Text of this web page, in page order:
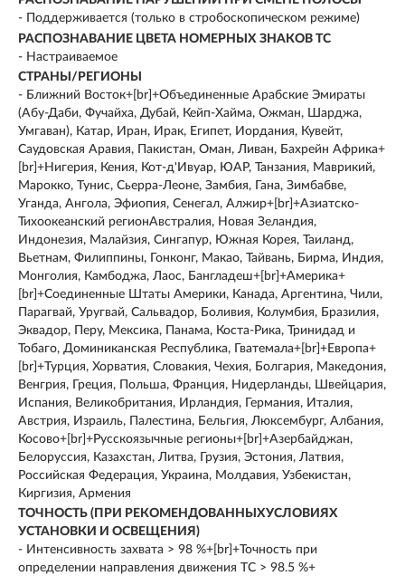
- Поддерживается (только в стробоскопическом режиме)
РАСПОЗНАВАНИЕ ЦВЕТА НОМЕРНЫХ ЗНАКОВ ТС
- Настраиваемое
СТРАНЫ/РЕГИОНЫ
- Ближний Восток+[br]+Объединенные Арабские Эмираты
(Абу-Даби, Фучайха, Дубай, Кейп-Хайма, Ожман, Шарджа,
Умгаван), Катар, Иран, Ирак, Египет, Иордания, Кувейт,
Саудовская Аравия, Пакистан, Оман, Ливан, Бахрейн Африка+
[br]+Нигерия, Кения, Кот-д'Ивуар, ЮАР, Танзания, Маврикий,
Марокко, Тунис, Сьерра-Леоне, Замбия, Гана, Зимбабве,
Уганда, Ангола, Эфиопия, Сенегал, Алжир+[br]+Азиатско-
Тихоокеанский регионАвстралия, Новая Зеландия,
Индонезия, Малайзия, Сингапур, Южная Корея, Таиланд,
Вьетнам, Филиппины, Гонконг, Макао, Тайвань, Бирма, Индия,
Монголия, Камбоджа, Лаос, Бангладеш+[br]+Америка+
[br]+Соединенные Штаты Америки, Канада, Аргентина, Чили,
Парагвай, Уругвай, Сальвадор, Боливия, Колумбия, Бразилия,
Эквадор, Перу, Мексика, Панама, Коста-Рика, Тринидад и
Тобаго, Доминиканская Республика, Гватемала+[br]+Европа+
[br]+Турция, Хорватия, Словакия, Чехия, Болгария, Македония,
Венгрия, Греция, Польша, Франция, Нидерланды, Швейцария,
Испания, Великобритания, Ирландия, Германия, Италия,
Австрия, Израиль, Палестина, Бельгия, Люксембург, Албания,
Косово+[br]+Русскоязычные регионы+[br]+Азербайджан,
Белоруссия, Казахстан, Литва, Грузия, Эстония, Латвия,
Российская Федерация, Украина, Молдавия, Узбекистан,
Киргизия, Армения
ТОЧНОСТЬ (ПРИ РЕКОМЕНДОВАННЫХУСЛОВИЯХ
УСТАНОВКИ И ОСВЕЩЕНИЯ)
- Интенсивность захвата > 98 %+[br]+Точность при
определении направления движения ТС > 98.5 %+